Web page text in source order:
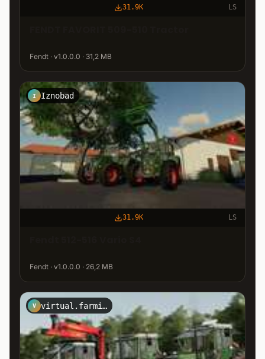
31.9K LS
Fendt · v1.0.0.0 · 31,2 MB
I Iznobad
31.9K LS
Fendt · v1.0.0.0 · 26,2 MB
V virtual.farming2k19